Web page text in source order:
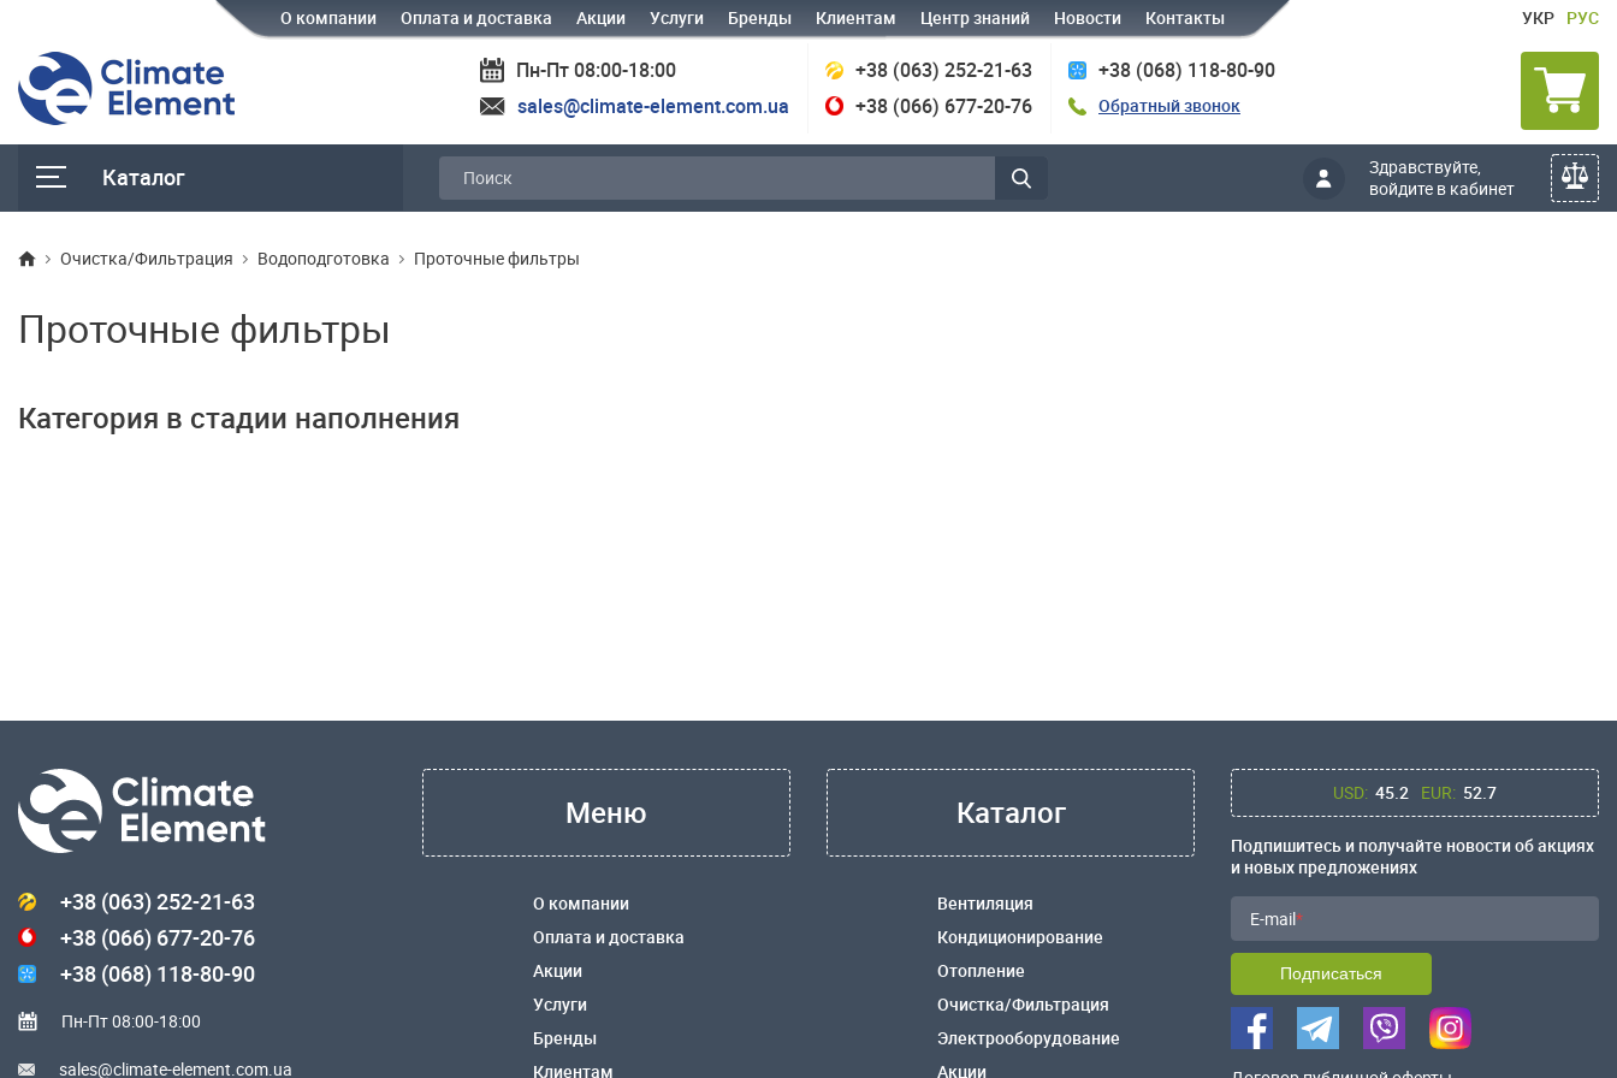
О компании Оплата и доставка Акции Услуги Бренды Клиентам Центр знаний Новости Контакты УКР РУС
Пн-Пт 08:00-18:00
sales@climate-element.com.ua
+38 (063) 252-21-63
+38 (066) 677-20-76
+38 (068) 118-80-90
Обратный звонок
Каталог
Здравствуйте,
войдите в кабинет
Очистка/Фильтрация Водоподготовка Проточные фильтры
Проточные фильтры
Категория в стадии наполнения
+38 (063) 252-21-63
+38 (066) 677-20-76
+38 (068) 118-80-90
Пн-Пт 08:00-18:00
sales@climate-element.com.ua
Меню
О компании
Оплата и доставка
Акции
Услуги
Бренды
Клиентам
Каталог
Вентиляция
Кондиционирование
Отопление
Очистка/Фильтрация
Электрооборудование
Акции
USD: 45.2 EUR: 52.7
Подпишитесь и получайте новости об акциях
и новых предложениях
E-mail
Подписаться